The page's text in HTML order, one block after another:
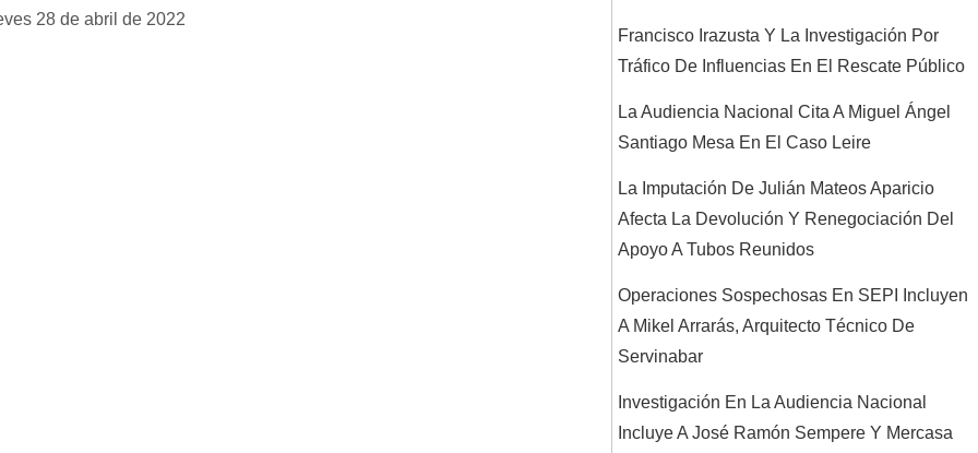
28 de abril de 2022
Francisco Irazusta Y La Investigación Por
Tráfico De Influencias En El Rescate Público
La Audiencia Nacional Cita A Miguel Ángel
Santiago Mesa En El Caso Leire
La Imputación De Julián Mateos Aparicio
Afecta La Devolución Y Renegociación Del
Apoyo A Tubos Reunidos
Operaciones Sospechosas En SEPI Incluyen
A Mikel Arrarás, Arquitecto Técnico De
Servinabar
Investigación En La Audiencia Nacional
Incluye A José Ramón Sempere Y Mercasa